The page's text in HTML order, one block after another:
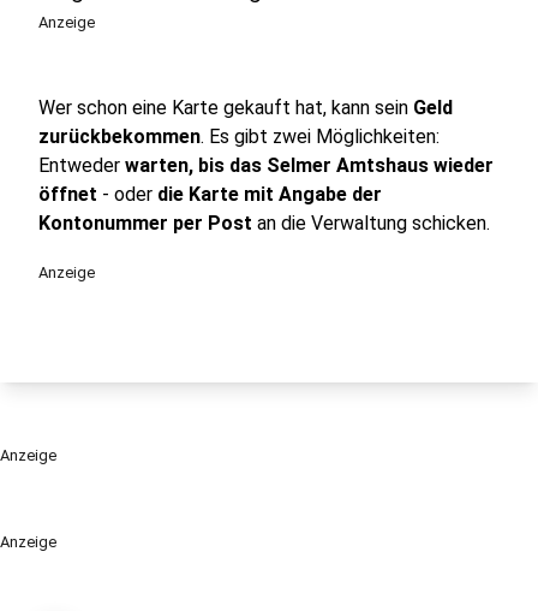
Anzeige
Anzeige
Wer schon eine Karte gekauft hat, kann sein Geld
zurückbekommen. Es gibt zwei Möglichkeiten:
Entweder warten, bis das Selmer Amtshaus wieder
öffnet - oder die Karte mit Angabe der
Kontonummer per Post an die Verwaltung schicken.
Anzeige
Anzeige